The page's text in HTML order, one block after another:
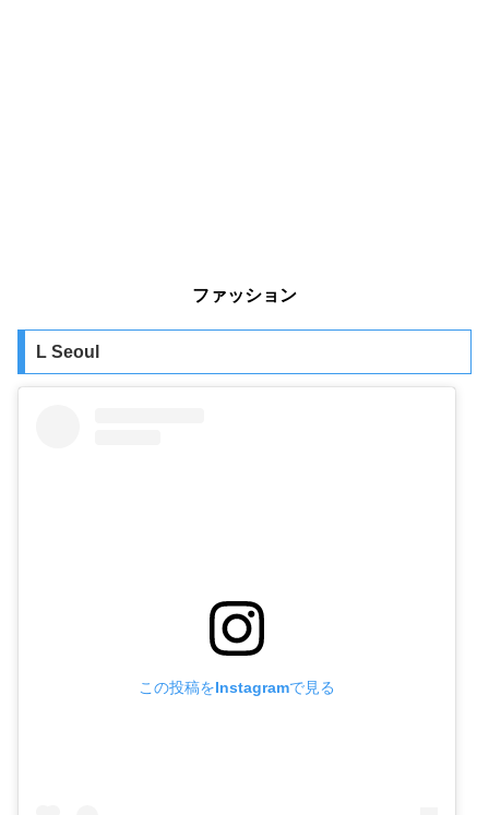
ファッション
L Seoul
この投稿をInstagramで見る